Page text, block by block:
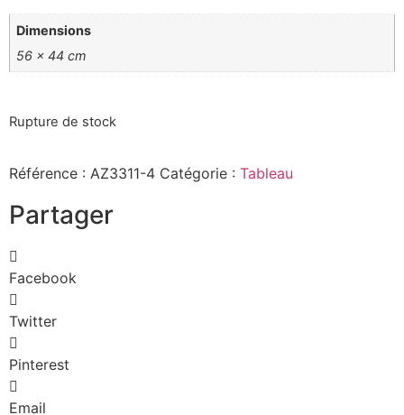
Dimensions
56 × 44 cm
Rupture de stock
Référence : AZ3311-4 Catégorie : Tableau
Partager
Facebook
Twitter
Pinterest
Email